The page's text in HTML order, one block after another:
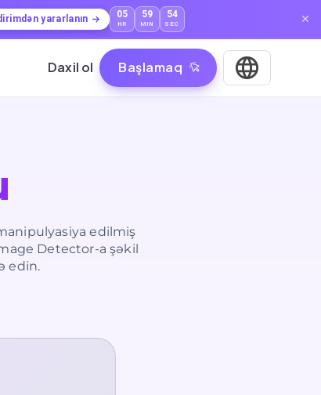
yararlanın 05
HR
59
MIN
53
SEC
Daxil ol Başlamaq
edilmiş
Detector-a şəkil
edin.